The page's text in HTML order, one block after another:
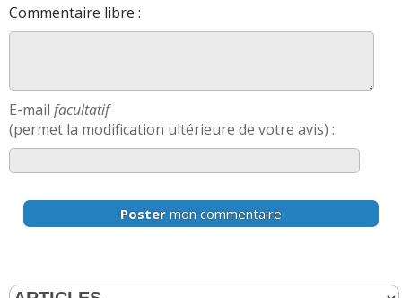
Commentaire libre :
E-mail facultatif
(permet la modification ultérieure de votre avis) :
Poster mon commentaire